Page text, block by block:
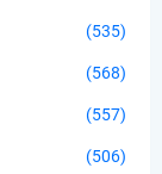
(535)
(568)
(557)
(506)